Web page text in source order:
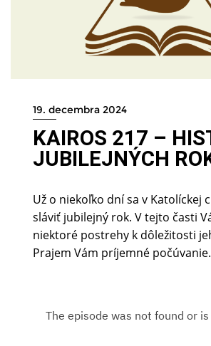
19. decembra 2024
KAIROS 217 –
JUBILEJNÝCH
Už o niekoľko dní sa v Katolíckej
sláviť jubilejný rok. V tejto časti
niektoré postrehy k dôležitosti
Prajem Vám príjemné počúvanie.